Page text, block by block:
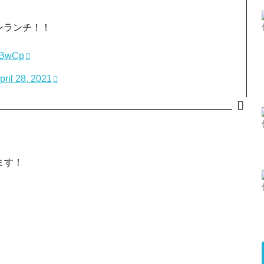
ンチ！！
28, 2021
！